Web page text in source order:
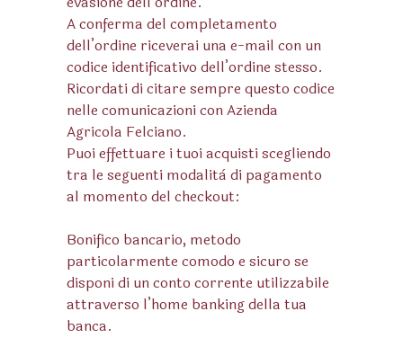
A conferma del completamento
dell’ordine riceverai una e-mail con un
codice identificativo dell’ordine stesso.
Ricordati di citare sempre questo codice
nelle comunicazioni con Azienda
Agricola Felciano.
Puoi effettuare i tuoi acquisti scegliendo
tra le seguenti modalità di pagamento
al momento del checkout:
Bonifico bancario, metodo
particolarmente comodo e sicuro se
disponi di un conto corrente utilizzabile
attraverso l’home banking della tua
banca.